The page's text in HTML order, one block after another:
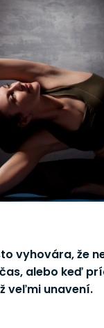
vyhovára, že
alebo keď
veľmi unavení.